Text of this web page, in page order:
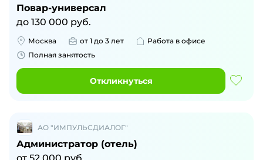
Повар-универсал
до 130 000 руб.
Москва от 1 до 3 лет
Работа в офисе
Полная занятость
Откликнуться
АО "ИМПУЛЬСДИАЛОГ"
Администратор (отель)